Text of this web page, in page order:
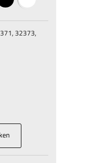
32373,